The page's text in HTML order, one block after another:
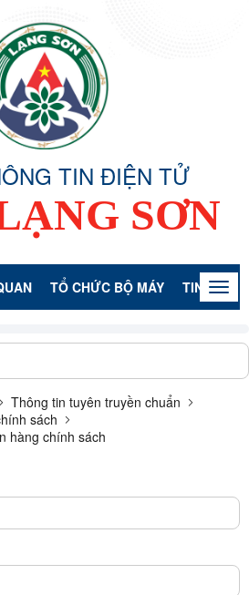
TIN ĐIỆN TỬ
SƠN
TỔ CHỨC BỘ MÁY TIN TỨC -
Thông tin tuyên truyền chuẩn
sách
hàng chính sách